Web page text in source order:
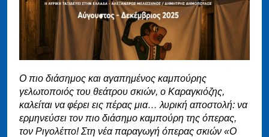
Ο πιο διάσημος και αγαπημένος καμπούρης
γελωτοποιός του θεάτρου σκιών, ο Καραγκιόζης,
καλείται να φέρει εις πέρας μια… λυρική αποστολή: να
ερμηνεύσει τον πιο διάσημο καμπούρη της όπερας,
τον Ριγολέττο! Στη νέα παραγωγή όπερας σκιών «Ο